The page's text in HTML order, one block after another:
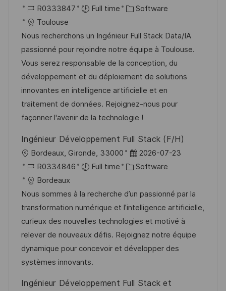
o
c
a
t
i
o
n
o
t
e
d
D
a
t
J
o
b
I
d
R0333847 Full time
C
t
e
g
o
r
y
Software
Toulouse
Nous recherchons un Ingénieur Full Stack Data/IA
passionné pour rejoindre notre équipe à Toulouse.
Vous serez responsable de la conception, du
développement et du déploiement de solutions
innovantes en intelligence artificielle et en
traitement de données. Rejoignez-nous pour
façonner l'avenir de la technologie !
Ingénieur Développement Full Stack (F/H)
L
o
c
a
t
i
o
n
Bordeaux, Gironde, 33000
P
o
t
e
d
D
a
2026-07-23
J
o
b
I
d
R0334846 Full time
C
t
e
g
o
r
Software
Bordeaux
Nous sommes à la recherche d’un passionné par la
transformation numérique et l’intelligence artificielle,
curieux des nouvelles technologies et motivé à
relever de nouveaux défis. Rejoignez notre équipe
dynamique pour concevoir et développer des
systèmes innovants.
Ingénieur Développement Full Stack et